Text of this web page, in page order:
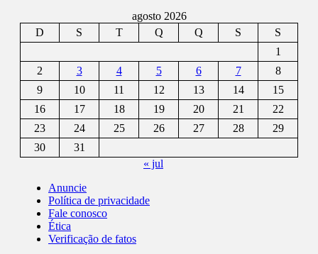
agosto 2026
D
S T Q Q S
S
1
2
3 4 5 6 7
8
9
10 11 12 13 14
15
16
17 18 19 20 21
22
23
24 25 26 27 28
29
30
31
« jul
Anuncie
Política de privacidade
Fale conosco
Ética
Verificação de fatos